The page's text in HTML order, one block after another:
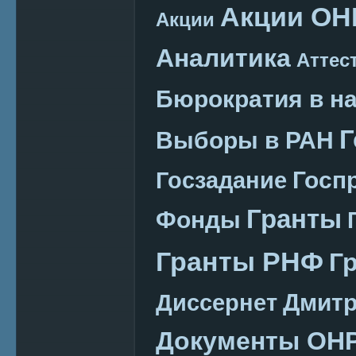
Акции Акции
Аналитика
Бюрократия в
Выборы в РАН
Госзадание
Фонды Гранты
Гранты РНФ
Диссернет
Документы